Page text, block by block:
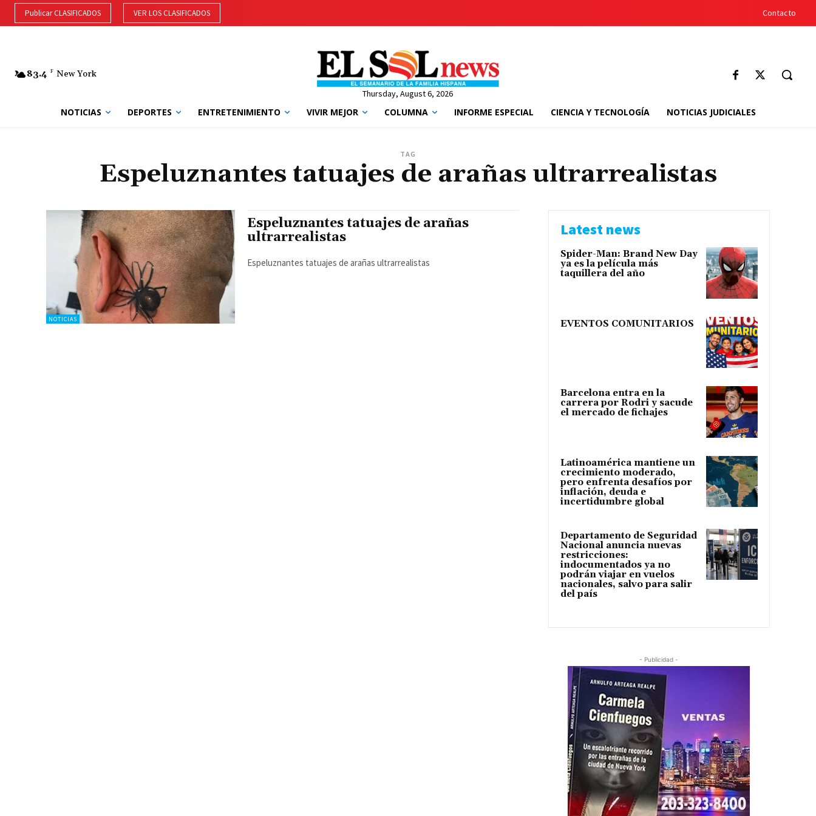
Publicar CLASIFICADOS VER LOS CLASIFICADOS Contacto
83.4 F New York
Thursday, August 6, 2026
NOTICIAS DEPORTES ENTRETENIMIENTO VIVIR MEJOR COLUMNA INFORME ESPECIAL CIENCIA Y TECNOLOGÍA NOTICIAS JUDICIALES
TAG
Espeluznantes tatuajes de arañas ultrarrealistas
NOTICIAS
Espeluznantes tatuajes de arañas
ultrarrealistas
Espeluznantes tatuajes de arañas ultrarrealistas
Latest news
Spider-Man: Brand New Day
ya es la película más
taquillera del año
EVENTOS COMUNITARIOS
Barcelona entra en la
carrera por Rodri y sacude
el mercado de fichajes
Latinoamérica mantiene un
crecimiento moderado,
pero enfrenta desafíos por
inflación, deuda e
incertidumbre global
Departamento de Seguridad
Nacional anuncia nuevas
restricciones:
indocumentados ya no
podrán viajar en vuelos
nacionales, salvo para salir
del país
- Publicidad -